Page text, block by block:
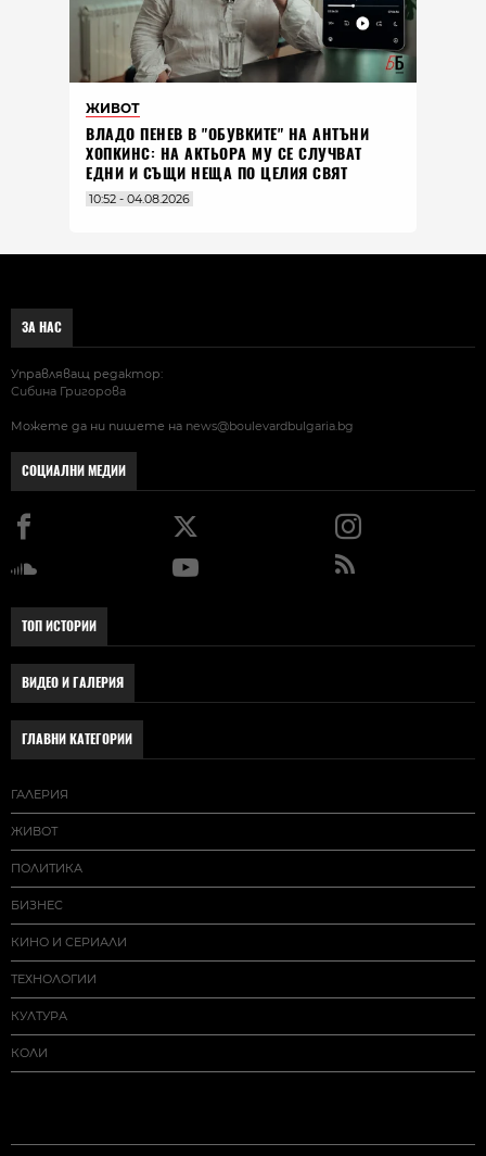
ЖИВОТ
ВЛАДO ПЕНЕВ В "ОБУВКИТЕ" НА АНТЪНИ
ХОПКИНС: НА АКТЬОРА МУ СЕ СЛУЧВАТ
ЕДНИ И СЪЩИ НЕЩА ПО ЦЕЛИЯ СВЯТ
10:52 - 04.08.2026
ЗА НАС
Управляващ редактор:
Сибина Григорова
Можете да ни пишете на news@boulevardbulgaria.bg
СОЦИАЛНИ МЕДИИ
ТОП ИСТОРИИ
ВИДЕО И ГАЛЕРИЯ
ГЛАВНИ КАТЕГОРИИ
ГАЛЕРИЯ
ЖИВОТ
ПОЛИТИКА
БИЗНЕС
КИНО И СЕРИАЛИ
ТЕХНОЛОГИИ
КУЛТУРА
КОЛИ